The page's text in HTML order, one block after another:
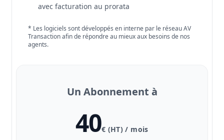
avec facturation au prorata
* Les logiciels sont développés en interne par le réseau AV
Transaction afin de répondre au mieux aux besoins de nos
agents.
Un Abonnement à
40€ (HT) / mois